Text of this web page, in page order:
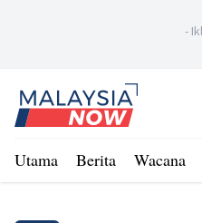
-
Home
Utama Berita Wacana